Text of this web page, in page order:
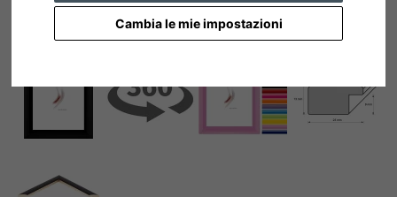
Cambia le mie impostazioni